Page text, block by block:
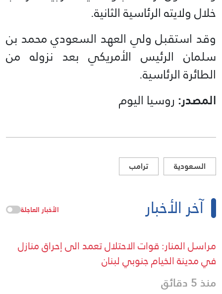
خلال ولايته الرئاسية الثانية.
وقد استقبل ولي العهد السعودي محمد بن
سلمان الرئيس الأمريكي بعد نزوله من
الطائرة الرئاسية.
المصدر: روسيا اليوم
السعودية ترامب
آخر الأخبار الأخبار العاجلة
مراسل المنار: قوات الاحتلال تعمد الى إحراق منازل
في مدينة الخيام جنوبي لبنان
منذ 5 دقائق